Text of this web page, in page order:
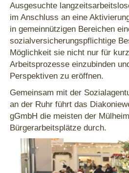
Ausgesuchte
im Anschluss an eine
in gemeinnützigen Bereichen
sozialversicherungspflichtige
Möglichkeit sie nicht nur für
Arbeitsprozesse einzubinden
Perspektiven zu eröffnen.
Gemeinsam mit der
an der Ruhr führt das
gGmbH die meisten der
Bürgerarbeitsplätze durch.